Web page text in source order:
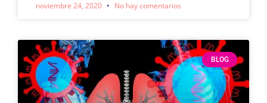
noviembre 24, 2020 No hay comentarios
BLOG